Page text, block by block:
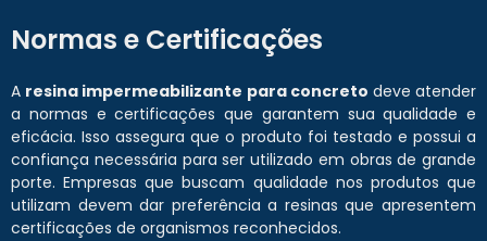
Normas e Certificações
A resina impermeabilizante para concreto deve atender
a normas e certificações que garantem sua qualidade e
eficácia. Isso assegura que o produto foi testado e possui a
confiança necessária para ser utilizado em obras de grande
porte. Empresas que buscam qualidade nos produtos que
utilizam devem dar preferência a resinas que apresentem
certificações de organismos reconhecidos.